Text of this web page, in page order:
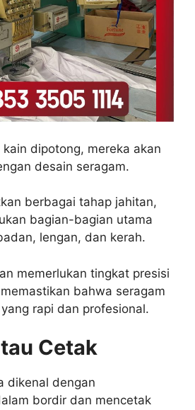
dipotong, mereka akan
desain seragam.
berbagai tahap jahitan,
bagian-bagian utama
lengan, dan kerah.
memerlukan tingkat presisi
bahwa seragam
rapi dan profesional.
Cetak
dikenal dengan
bordir dan mencetak